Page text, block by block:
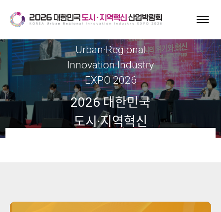
Urban·Regional
Innovation Industry
EXPO 2026
2026 대한민국
도시·지역혁신